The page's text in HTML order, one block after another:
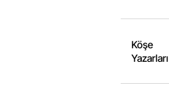
Köşe
Yazarları